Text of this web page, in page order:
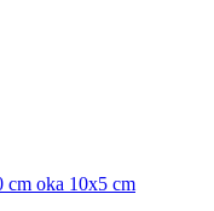
cm oka 10x5 cm